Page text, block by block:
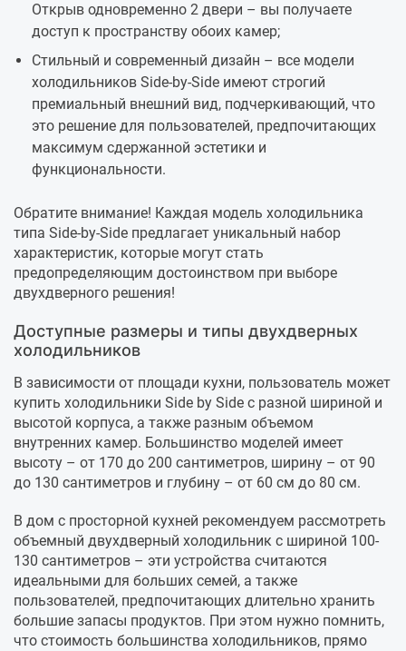
Открыв одновременно 2 двери – вы получаете
доступ к пространству обоих камер;
Стильный и современный дизайн – все модели
холодильников Side-by-Side имеют строгий
премиальный внешний вид, подчеркивающий, что
это решение для пользователей, предпочитающих
максимум сдержанной эстетики и
функциональности.
Обратите внимание! Каждая модель холодильника
типа Side-by-Side предлагает уникальный набор
характеристик, которые могут стать
предопределяющим достоинством при выборе
двухдверного решения!
Доступные размеры и типы двухдверных
холодильников
В зависимости от площади кухни, пользователь может
купить холодильники Side by Side с разной шириной и
высотой корпуса, а также разным объемом
внутренних камер. Большинство моделей имеет
высоту – от 170 до 200 сантиметров, ширину – от 90
до 130 сантиметров и глубину – от 60 см до 80 см.
В дом с просторной кухней рекомендуем рассмотреть
объемный двухдверный холодильник с шириной 100-
130 сантиметров – эти устройства считаются
идеальными для больших семей, а также
пользователей, предпочитающих длительно хранить
большие запасы продуктов. При этом нужно помнить,
что стоимость большинства холодильников, прямо